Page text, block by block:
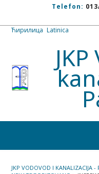
Telefon:
Ћирилица Latinica
JKP VODOVOD I KANALIZACIJA -